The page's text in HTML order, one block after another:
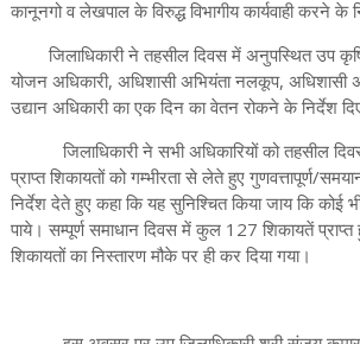
कानूनगो व लेखपाल के विरुद्ध विभागीय कार्यवाही करने के
जिलाधिकारी ने तहसील दिवस में अनुपस्थित उप
योजन अधिकारी, अधिशासी अभियंता नलकूप, अधिशासी
उद्यान अधिकारी का एक दिन का वेतन रोकने के निर्देश
जिलाधिकारी ने सभी अधिकारियों को तहसील
प्राप्त शिकायतों को गम्भीरता से लेते हुए गुणवत्तापूर्ण/
निर्देश देते हुए कहा कि यह सुनिश्चित किया जाय कि कोई
पाये। सम्पूर्ण समाधान दिवस में कुल 127 शिकायतें
शिकायतों का निस्तारण मौके पर ही कर दिया गया।